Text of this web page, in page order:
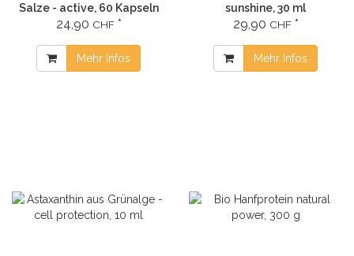
Salze - active, 60 Kapseln
24,90 CHF*
Mehr Infos
sunshine, 30 ml
29,90 CHF*
Mehr Infos